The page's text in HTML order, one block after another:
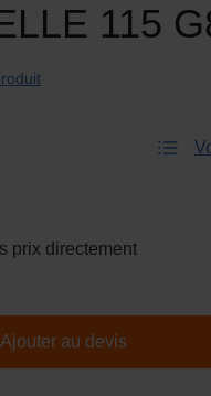
115
prix directement
Ajouter au devis